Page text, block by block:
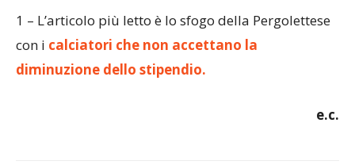
1 – L’articolo più letto è lo sfogo della Pergolettese
con i calciatori che non accettano la
diminuzione dello stipendio.
e.c.